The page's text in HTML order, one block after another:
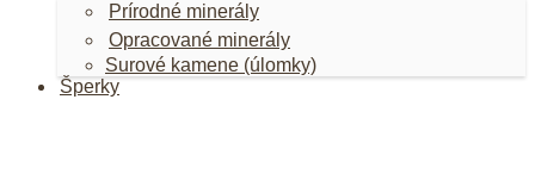
Prírodné minerály
Opracované minerály
Surové kamene (úlomky)
Šperky